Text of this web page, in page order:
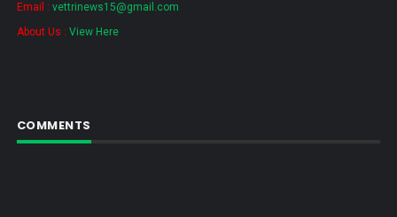
Email : vettrinews15@gmail.com
About Us : View Here
COMMENTS